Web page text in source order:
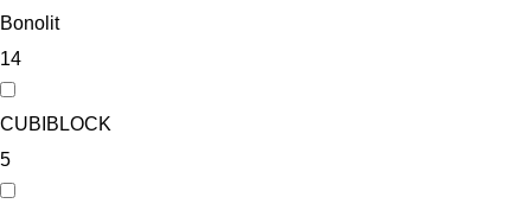
Bonolit
14
CUBIBLOCK
5